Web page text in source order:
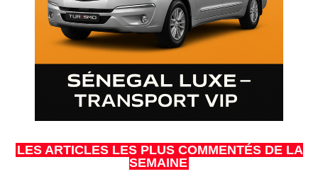
LES ARTICLES LES PLUS COMMENTÉS DE LA
SEMAINE